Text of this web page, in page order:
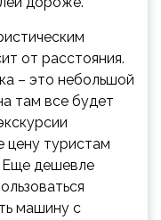
от расстояния.
– это небольшой
там все будет
цену туристам
Еще дешевле
машину с